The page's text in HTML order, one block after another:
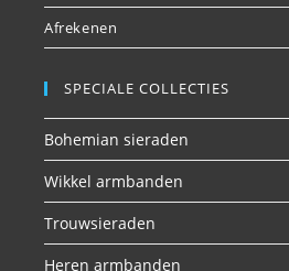
Afrekenen
SPECIALE COLLECTIES
Bohemian sieraden
Wikkel armbanden
Trouwsieraden
Heren armbanden